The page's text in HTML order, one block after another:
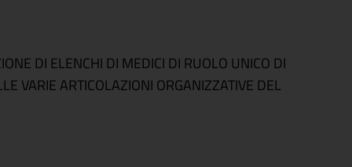
DI ELENCHI DI MEDICI DI RUOLO UNICO DI
VARIE ARTICOLAZIONI ORGANIZZATIVE DEL